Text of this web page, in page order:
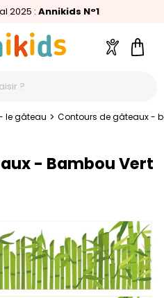
offertedès 59€🚚
2025 : Annikids N°1
000 avis clients)
Compte
le gâteau > Contours de gâteaux -
- Bambou Vert